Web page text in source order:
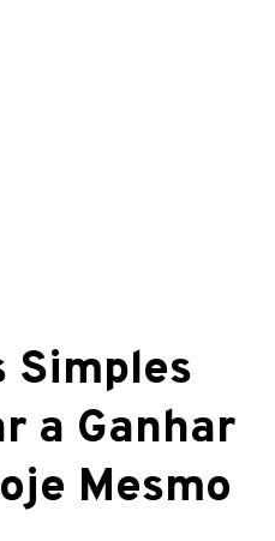
Simples
a Ganhar
Mesmo